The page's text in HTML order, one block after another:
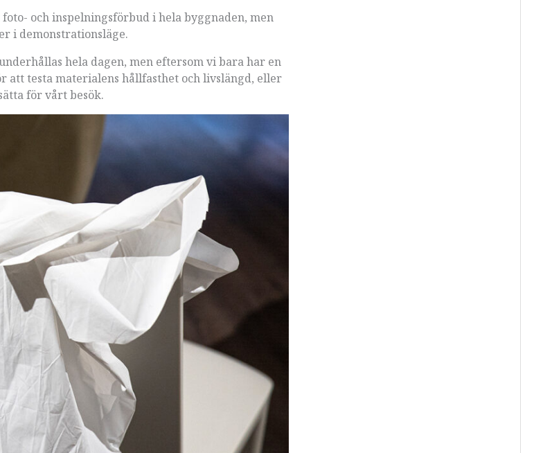
och inspelningsförbud i hela byggnaden, men
i demonstrationsläge.
hela dagen, men eftersom vi bara har en
testa materialens hållfasthet och livslängd, eller
för vårt besök.